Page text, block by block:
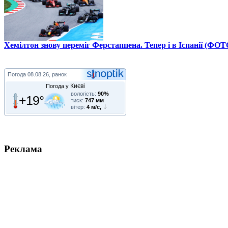
Хемілтон знову переміг Ферстаппена. Тепер і в Іспанії
Погода 08.08.26, ранок
Погода у Києві
+19° вологість: 90%
тиск: 747 мм
вітер: 4 м/с,
Реклама